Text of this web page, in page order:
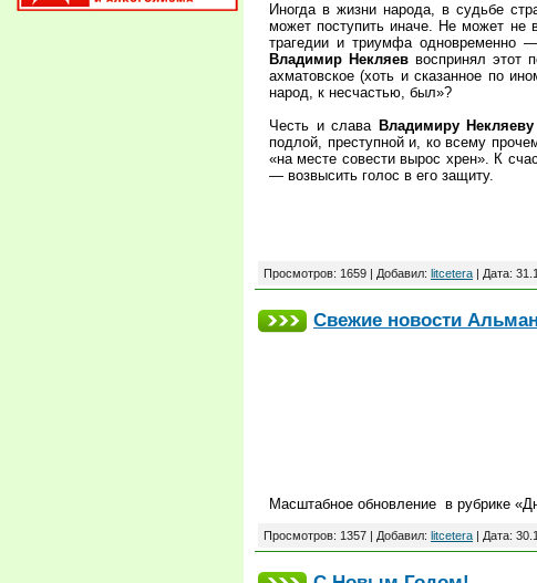
Иногда в жизни народа, в судьбе
может поступить иначе. Не может не
трагедии и триумфа одновременно
Владимир Некляеввоспринял этот
ахматовское (хоть и сказанное по
народ, к несчастью, был»?
Честь и слава Владимиру Некляеву
подлой, преступной и, ко всему
«на месте совести вырос хрен». К
— возвысить голос в его защиту.
Просмотров: 1659 Добавил: litcetera Дата:
Свежие новости
Масштабное обновление в рубрике
Просмотров: 1357 | Добавил: litcetera | Дата: